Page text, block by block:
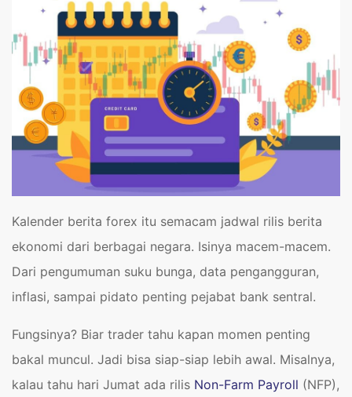
Kalender berita forex itu semacam jadwal rilis berita
ekonomi dari berbagai negara. Isinya macem-macem.
Dari pengumuman suku bunga, data pengangguran,
inflasi, sampai pidato penting pejabat bank sentral.
Fungsinya? Biar trader tahu kapan momen penting
bakal muncul. Jadi bisa siap-siap lebih awal. Misalnya,
kalau tahu hari Jumat ada rilis Non-Farm Payroll (NFP),